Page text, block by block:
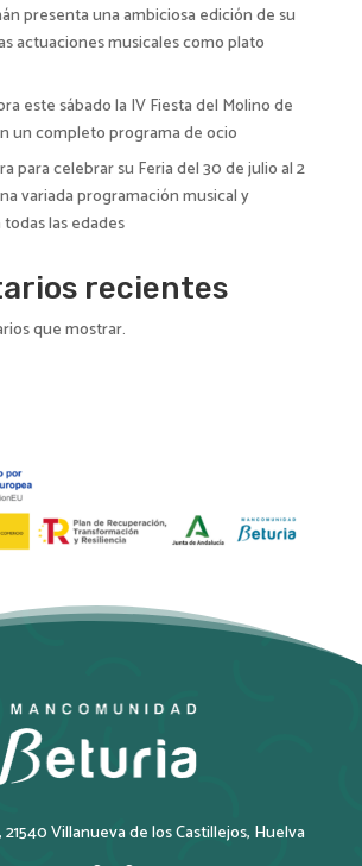
presenta una ambiciosa edición de su
actuaciones musicales como plato
este sábado la IV Fiesta del Molino de
un completo programa de ocio
para celebrar su Feria del 30 de julio al 2
variada programación musical y
las edades
recientes
que mostrar.
21540 Villanueva de los Castillejos, Huelva